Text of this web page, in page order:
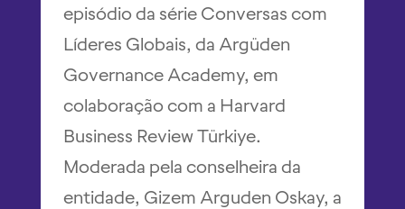
episódio da série Conversas com
Líderes Globais, da Argüden
Governance Academy, em
colaboração com a Harvard
Business Review Türkiye.
Moderada pela conselheira da
entidade, Gizem Arguden Oskay, a